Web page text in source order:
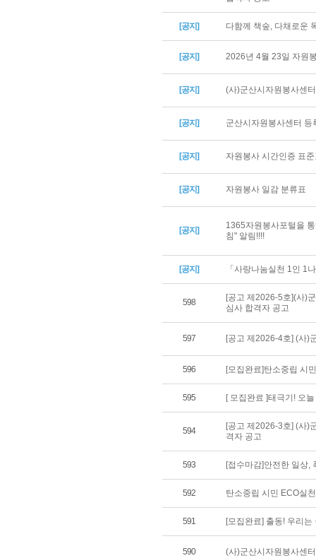
[공지] 다함께 책숲, 다채로운
[공지] 2026년 4월 23일 자원
[공지] (사)군산시자원봉사센
[공지] 군산시자원봉사센터 등
[공지] 자원봉사 시간인증 표
[공지] 자원봉사 일감 분류표
[공지]
1365자원봉사포털을
침" 알림!!!!
[공지] 「사랑나눔실천 1인 1
598
[공고 제2026-5호](사)
심사 합격자 공고
597 [공고 제2026-4호] (사)
596 [모집완료]탄소중립 시
595 [ 모집완료 ]태극기! 오
594
[공고 제2026-3호] (사)
격자 공고
593 [접수마감]안전한 일상,
592 탄소중립 시민 ECO실
591 [모집완료] 출동! 우리
590 (사)군산시자원봉사센